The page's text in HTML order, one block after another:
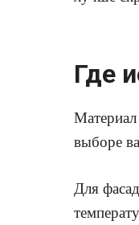
Где
выборе
Для